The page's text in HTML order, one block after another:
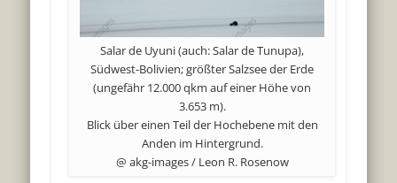
Salar de Uyuni (auch: Salar de Tunupa),
Südwest-Bolivien; größter Salzsee der Erde
(ungefähr 12.000 qkm auf einer Höhe von
3.653 m).
Blick über einen Teil der Hochebene mit den
Anden im Hintergrund.
@ akg-images / Leon R. Rosenow